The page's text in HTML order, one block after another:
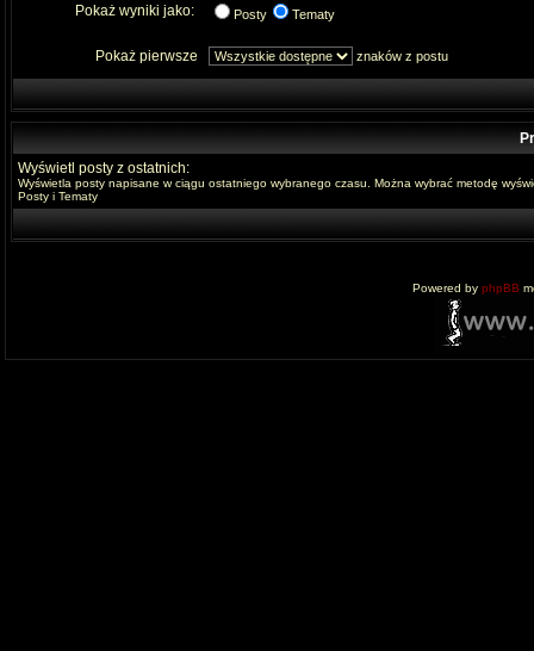
Pokaż wyniki jako: Posty Tematy
Pokaż pierwsze znaków z postu
Wyświetl posty z ostatnich:
Wyświetla posty napisane w ciągu ostatniego wybranego czasu. Można wybrać metodę
Posty i Tematy
Powered by phpBB